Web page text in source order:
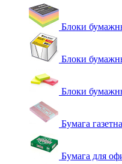
Блоки
Блоки
Блоки
Бумага
Бумага для